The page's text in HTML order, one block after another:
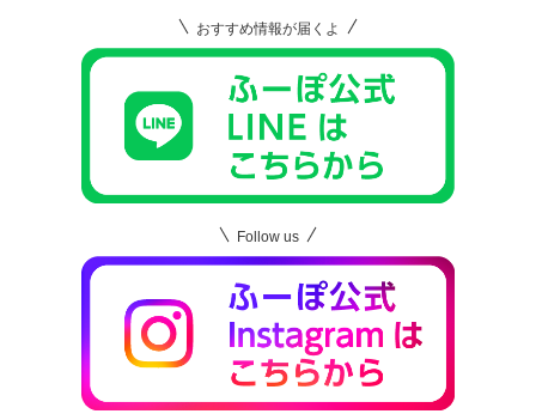
おすすめ情報が届くよ
Follow us